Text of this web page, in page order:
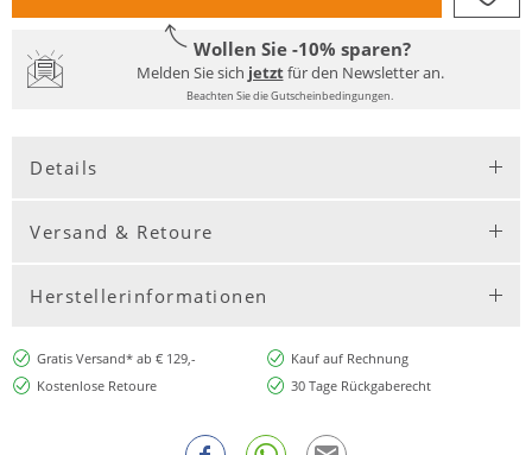
Wollen Sie -10% sparen?
Melden Sie sich jetztfür den Newsletter an.
Beachten Sie die Gutscheinbedingungen.
Details
Versand & Retoure
Herstellerinformationen
Gratis Versand* ab € 129,-
Kauf auf Rechnung
Kostenlose Retoure
30 Tage Rückgaberecht